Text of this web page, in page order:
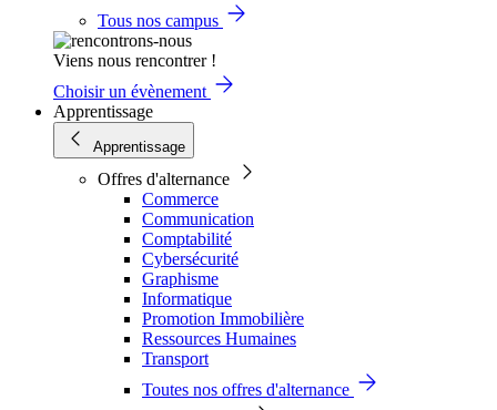
Tous nos campus
Viens nous rencontrer !
Choisir un évènement
Apprentissage
Apprentissage
Offres d'alternance
Commerce
Communication
Comptabilité
Cybersécurité
Graphisme
Informatique
Promotion Immobilière
Ressources Humaines
Transport
Toutes nos offres d'alternance